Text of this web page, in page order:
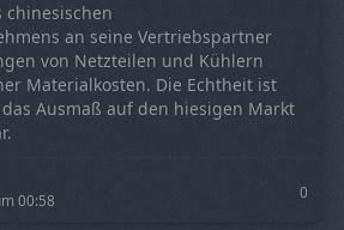
chinesischen
an seine Vertriebspartner
von Netzteilen und Kühlern
Materialkosten. Die Echtheit ist
Ausmaß auf den hiesigen Markt
00:58
0